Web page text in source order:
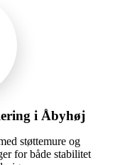
i Åbyhøj
støttemure og
for både stabilitet